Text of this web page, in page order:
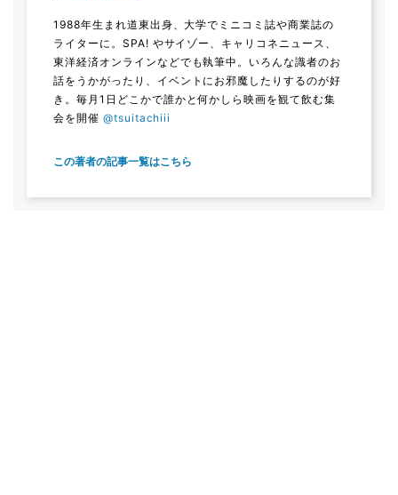
1988年生まれ道東出身、大学でミニコミ誌や商業誌の
ライターに。SPA! やサイゾー、キャリコネニュース、
東洋経済オンラインなどでも執筆中。いろんな識者のお
話をうかがったり、イベントにお邪魔したりするのが好
き。毎月1日どこかで誰かと何かしら映画を観て飲む集
会を開催 @tsuitachiii
この著者の記事一覧はこちら